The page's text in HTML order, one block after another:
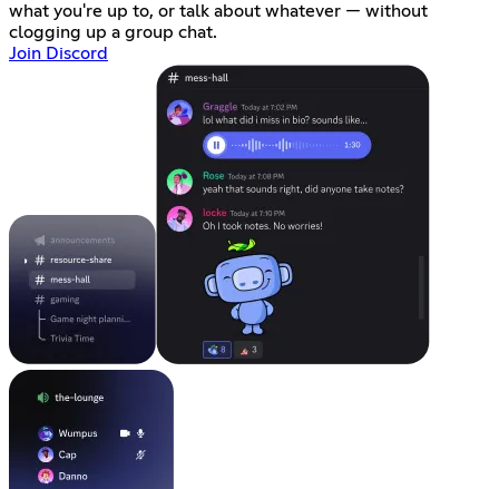
what you're up to, or talk about whatever — without
clogging up a group chat.
Join Discord